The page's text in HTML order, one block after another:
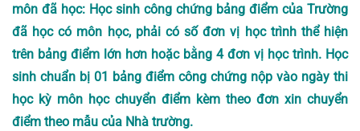
môn đã học: Học sinh công chứng bảng điểm của Trường
đã học có môn học, phải có số đơn vị học trình thể hiện
trên bảng điểm lớn hơn hoặc bằng 4 đơn vị học trình. Học
sinh chuẩn bị 01 bảng điểm công chứng nộp vào ngày thi
học kỳ môn học chuyển điểm kèm theo đơn xin chuyển
điểm theo mẫu của Nhà trường.